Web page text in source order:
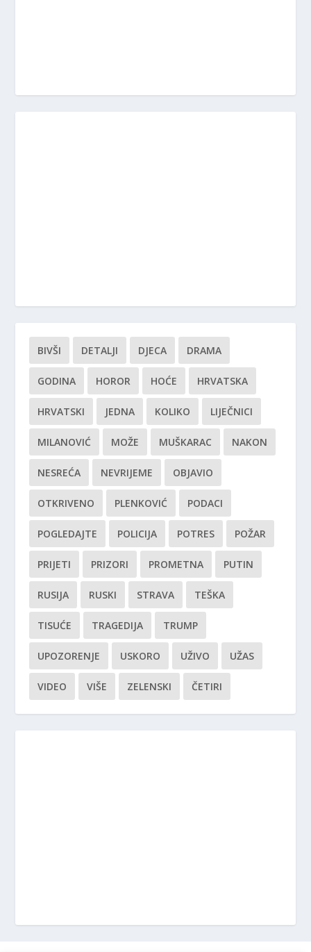
BIVŠI DETALJI DJECA DRAMA
GODINA HOROR HOĆE HRVATSKA
HRVATSKI JEDNA KOLIKO LIJEČNICI
MILANOVIĆ MOŽE MUŠKARAC NAKON
NESREĆA NEVRIJEME OBJAVIO
OTKRIVENO PLENKOVIĆ PODACI
POGLEDAJTE POLICIJA POTRES POŽAR
PRIJETI PRIZORI PROMETNA PUTIN
RUSIJA RUSKI STRAVA TEŠKA
TISUĆE TRAGEDIJA TRUMP
UPOZORENJE USKORO UŽIVO UŽAS
VIDEO VIŠE ZELENSKI ČETIRI